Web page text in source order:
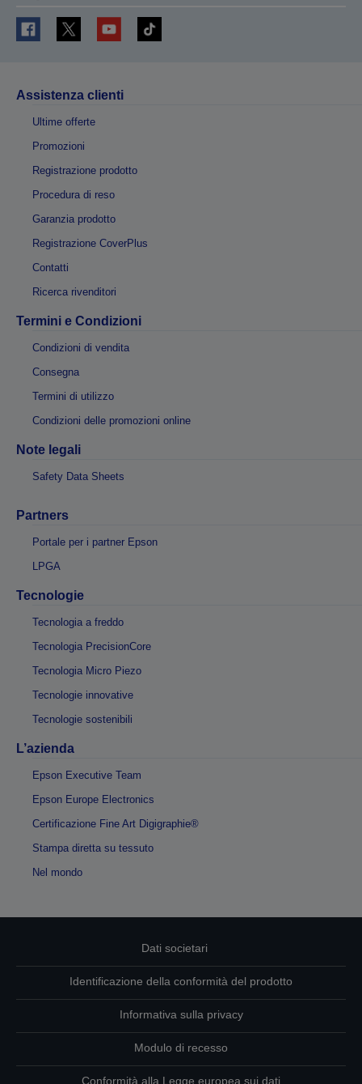
Assistenza clienti
Ultime offerte
Promozioni
Registrazione prodotto
Procedura di reso
Garanzia prodotto
Registrazione CoverPlus
Contatti
Ricerca rivenditori
Termini e Condizioni
Condizioni di vendita
Consegna
Termini di utilizzo
Condizioni delle promozioni online
Note legali
Safety Data Sheets
Partners
Portale per i partner Epson
LPGA
Tecnologie
Tecnologia a freddo
Tecnologia PrecisionCore
Tecnologia Micro Piezo
Tecnologie innovative
Tecnologie sostenibili
L’azienda
Epson Executive Team
Epson Europe Electronics
Certificazione Fine Art Digigraphie®
Stampa diretta su tessuto
Nel mondo
Dati societari
Identificazione della conformità del prodotto
Informativa sulla privacy
Modulo di recesso
Conformità alla Legge europea sui dati